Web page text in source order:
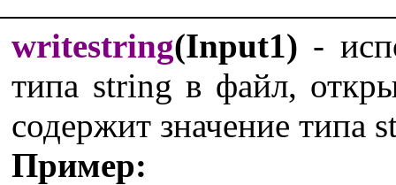
writestring(Input1) -
типа string в файл,
содержит значение типа
Пример: